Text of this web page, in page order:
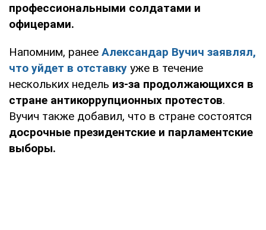
профессиональными солдатами и
офицерами.
Напомним, ранее Александар Вучич заявлял,
что уйдет в отставку уже в течение
нескольких недель из-за продолжающихся в
стране антикоррупционных протестов.
Вучич также добавил, что в стране состоятся
досрочные президентские и парламентские
выборы.